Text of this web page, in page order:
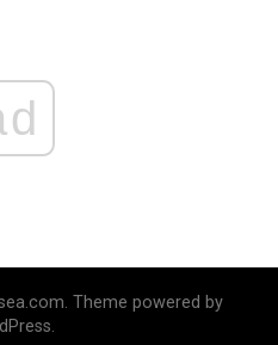
Theme powered by